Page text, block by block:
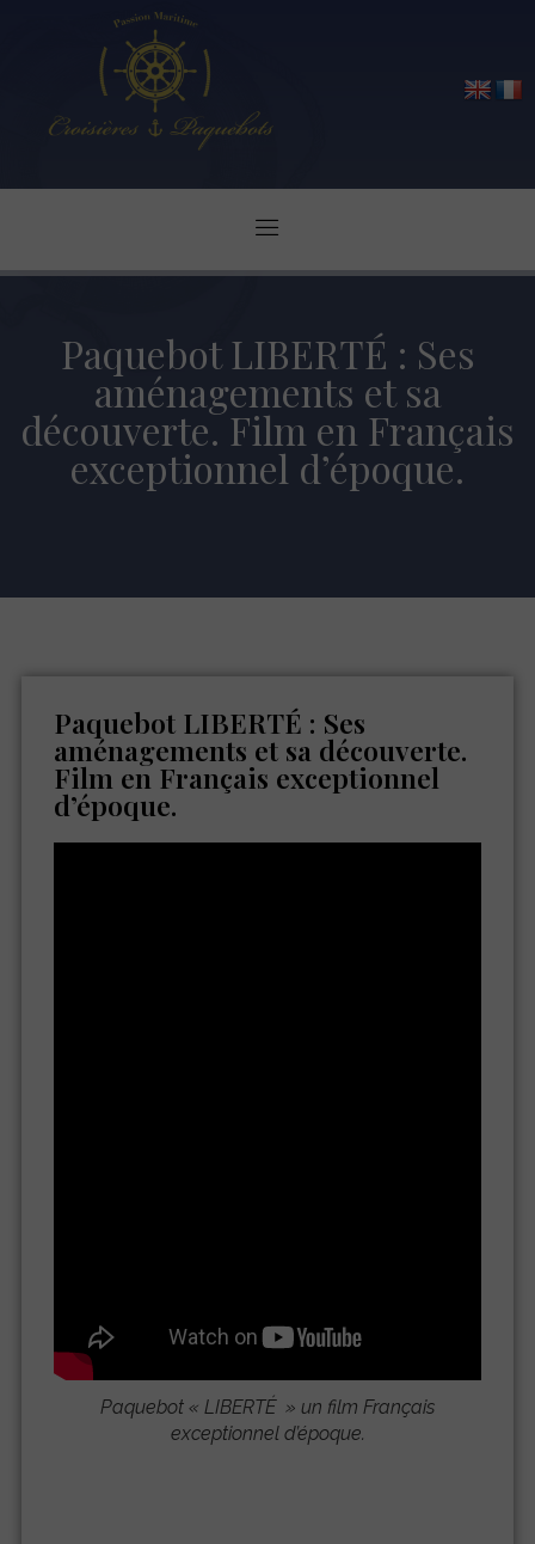
Paquebot LIBERTÉ : Ses
aménagements et sa
découverte. Film en Français
exceptionnel d’époque.
Paquebot LIBERTÉ : Ses
aménagements et sa découverte.
Film en Français exceptionnel
d’époque.
Paquebot « LIBERTÉ » un film Français
exceptionnel d’époque.